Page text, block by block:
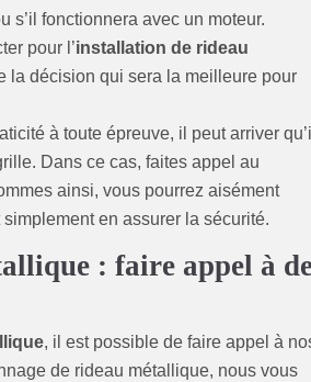
s’il fonctionnera avec un moteur.
pour l’installation de rideau
la décision qui sera la meilleure pour
à toute épreuve, il peut arriver
Dans ce cas, faites appel au
ainsi, vous pourrez aisément
en assurer la sécurité.
: faire appel à
, il est possible de faire appel à
de rideau métallique, nous vous